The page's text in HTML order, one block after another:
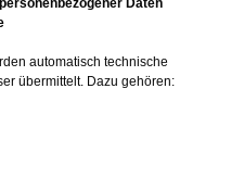
Daten
automatisch technische
übermittelt. Dazu gehören: